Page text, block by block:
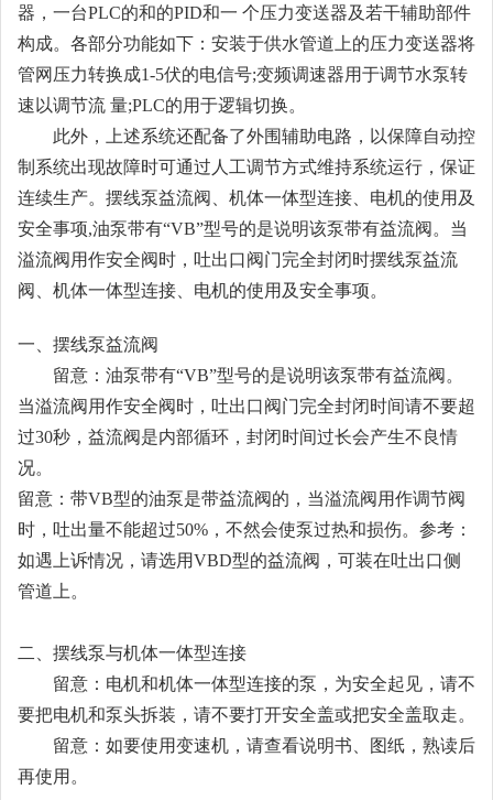
器，一台PLC的和的PID和一 个压力变送器及若干辅助部件
构成。各部分功能如下：安装于供水管道上的压力变送器将
管网压力转换成1-5伏的电信号;变频调速器用于调节水泵转
速以调节流 量;PLC的用于逻辑切换。
此外，上述系统还配备了外围辅助电路，以保障自动控
制系统出现故障时可通过人工调节方式维持系统运行，保证
连续生产。摆线泵益流阀、机体一体型连接、电机的使用及
安全事项,油泵带有“VB”型号的是说明该泵带有益流阀。当
溢流阀用作安全阀时，吐出口阀门完全封闭时摆线泵益流
阀、机体一体型连接、电机的使用及安全事项。
一、摆线泵益流阀
留意：油泵带有“VB”型号的是说明该泵带有益流阀。
当溢流阀用作安全阀时，吐出口阀门完全封闭时间请不要超
过30秒，益流阀是内部循环，封闭时间过长会产生不良情
况。
留意：带VB型的油泵是带益流阀的，当溢流阀用作调节阀
时，吐出量不能超过50%，不然会使泵过热和损伤。参考：
如遇上诉情况，请选用VBD型的益流阀，可装在吐出口侧
管道上。
二、摆线泵与机体一体型连接
留意：电机和机体一体型连接的泵，为安全起见，请不
要把电机和泵头拆装，请不要打开安全盖或把安全盖取走。
留意：如要使用变速机，请查看说明书、图纸，熟读后
再使用。